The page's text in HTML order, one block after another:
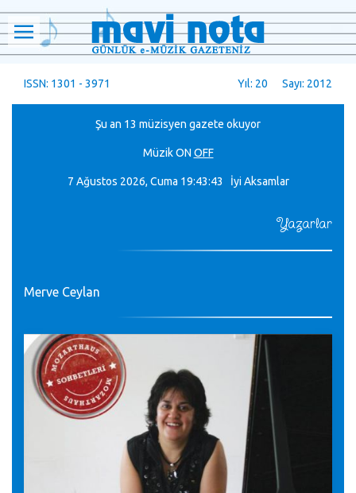
ISSN: 1301 - 3971 Yıl: 20 Sayı: 2012
Şu an 13 müzisyen gazete okuyor
MüzikON OFF
7 Ağustos 2026, Cuma 19:43:43 İyi Aksamlar
Yazarlar
Merve Ceylan